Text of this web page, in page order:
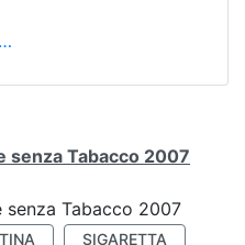
senza Tabacco 2007
senza Tabacco 2007
SIGARETTA